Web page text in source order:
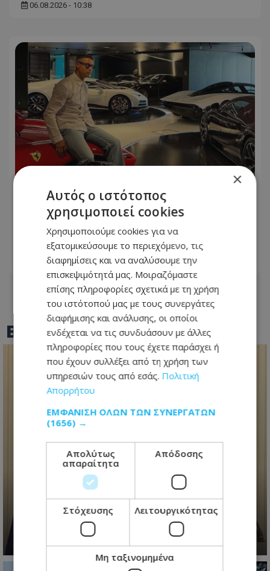
06.08.2026 - 10:38
Ο Cristiano Ronaldo φωτογραφήθηκε
μπροστά από τον στόλο των
πανάκριβων αυτοκινήτων του!
06.08.2026 - 09:46
BEST OFTOTHEMAONLINE
Ανασχηματισμός με πολιτικά
μηνύματα: Ο Πρόεδρος
Χριστοδουλίδης έθεσε τον πήχη
ψηλά για τη νέα κυβέρνηση
06.08.2026 - 09:41
×
Αυτός ο ιστότοπος
χρησιμοποιεί cookies
Χρησιμοποιούμε cookies για να
εξατομικεύσουμε το περιεχόμενο, τις
διαφημίσεις και να αναλύσουμε την
επισκεψιμότητά μας. Μοιραζόμαστε
επίσης πληροφορίες σχετικά με τη χρήση
του ιστότοπού μας με τους συνεργάτες
διαφήμισης και ανάλυσης, οι οποίοι
ενδέχεται να τις συνδυάσουν με άλλες
πληροφορίες που τους έχετε παράσχει ή
που έχουν συλλέξει από τη χρήση των
υπηρεσιών τους από εσάς. Πολιτική
Απορρήτου
ΕΜΦΆΝΙΣΗ ΌΛΩΝ ΤΩΝ ΣΥΝΕΡΓΑΤΏΝ
(1656) →
Απολύτως
απαραίτητα
Απόδοσης
Στόχευσης Λειτουργικότητας
Μη ταξινομημένα